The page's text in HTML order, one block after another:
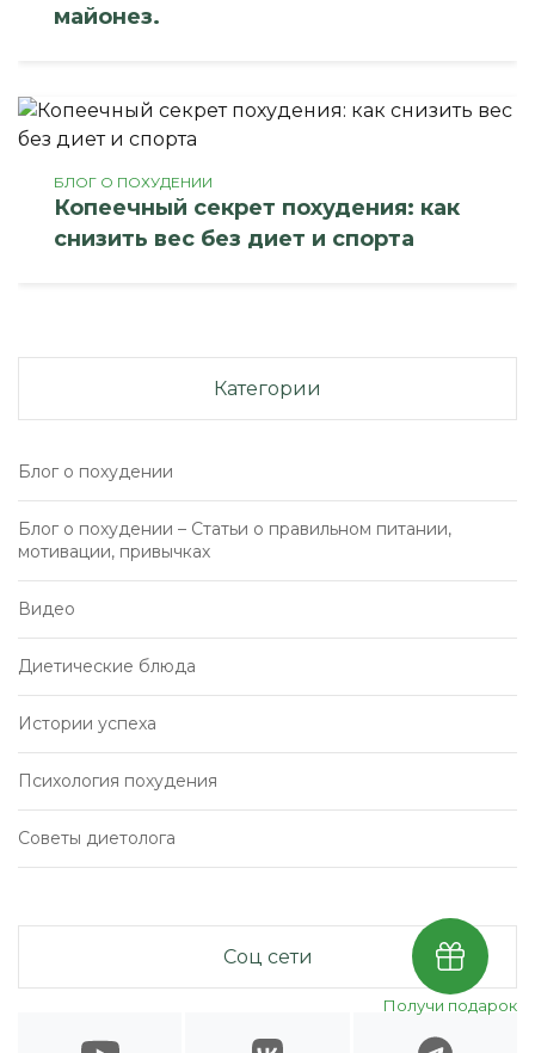
майонез.
БЛОГ О ПОХУДЕНИИ
Копеечный секрет похудения: как
снизить вес без диет и спорта
Категории
Блог о похудении
Блог о похудении – Статьи о правильном питании,
мотивации, привычках
Видео
Диетические блюда
Истории успеха
Психология похудения
Советы диетолога
Соц сети
Получи подарок